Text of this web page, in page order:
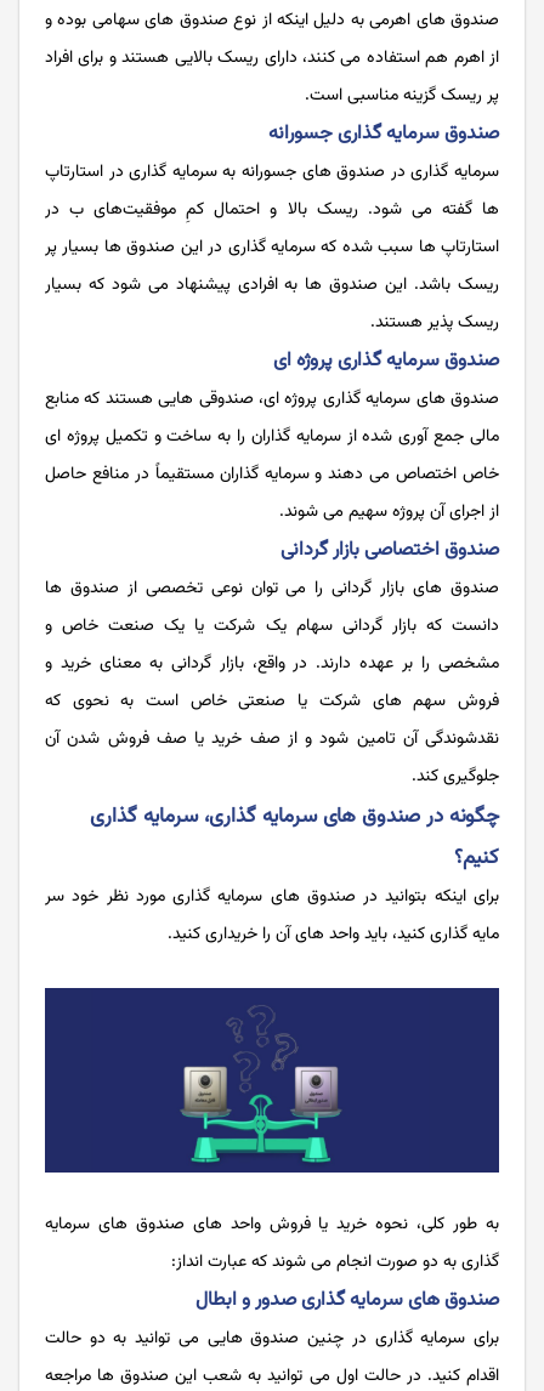
صندوق های اهرمی به دلیل اینکه از نوع صندوق های سهامی بوده و
از اهرم هم استفاده می کنند، دارای ریسک بالایی هستند و برای افراد
پر ریسک گزینه مناسبی است.
صندوق سرمایه گذاری جسورانه
سرمایه گذاری در صندوق های جسورانه به سرمایه گذاری در استارتاپ
‌ها گفته می شود. ریسک بالا و احتمال کمِ موفقیت‌های ب در
استارتاپ‌ ها سبب شده که سرمایه گذاری در این صندوق ها بسیار پر
ریسک باشد. این صندوق ها به افرادی پیشنهاد می شود که بسیار
ریسک پذیر هستند.
صندوق سرمایه گذاری پروژه ای
صندوق ‌های سرمایه گذاری پروژه ای، صندوقی هایی هستند که منابع
مالی جمع آوری شده از سرمایه گذاران را به ساخت و تکمیل پروژه ای
خاص اختصاص می دهند و سرمایه‌ گذاران مستقیماً در منافع حاصل
از اجرای آن پروژه سهیم می شوند.
صندوق اختصاصی بازار گردانی
صندوق های بازار گردانی را می توان نوعی تخصصی از صندوق‌ ها
دانست که بازار گردانی سهام یک شرکت یا یک صنعت خاص و
مشخصی را بر عهده دارند. در واقع، بازار گردانی به معنای خرید و
فروش سهم‌ های شرکت یا صنعتی خاص است به نحوی که
نقدشوندگی آن تامین شود و از صف خرید یا صف فروش شدن آن
جلوگیری کند.
چگونه در صندوق های سرمایه گذاری، سرمایه گذاری
کنیم؟
برای اینکه بتوانید در صندوق های سرمایه گذاری مورد نظر خود سر
مایه گذاری کنید، باید واحد های آن را خریداری کنید.
به طور کلی، نحوه خرید یا فروش واحد های صندوق های سرمایه
گذاری به دو صورت انجام می شوند که عبارت انداز:
صندوق های سرمایه گذاری صدور و ابطال
برای سرمایه ‌گذاری در چنین صندوق هایی می توانید به دو حالت
اقدام کنید. در حالت اول می توانید به شعب این صندوق ‌ها مراجعه